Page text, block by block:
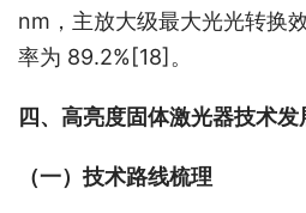
nm，主放大级最大光光转换
率为 89.2% [18] 。
四、高亮度固体激光器技术发
（一）技术路线梳理